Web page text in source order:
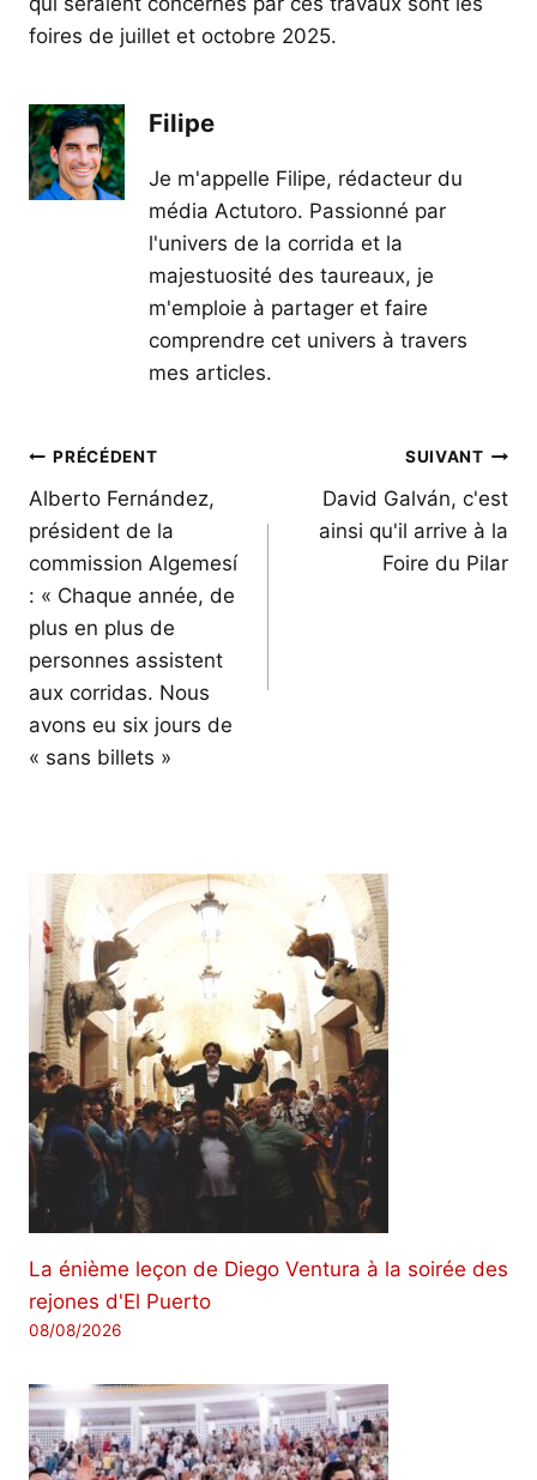
foires de juillet et octobre 2025.
Filipe
Je m'appelle Filipe, rédacteur du
média Actutoro. Passionné par
l'univers de la corrida et la
majestuosité des taureaux, je
m'emploie à partager et faire
comprendre cet univers à travers
mes articles.
Navigation
de
l’article
PRÉCÉDENT
Alberto Fernández,
président de la
commission Algemesí
: « Chaque année, de
plus en plus de
personnes assistent
aux corridas. Nous
avons eu six jours de
« sans billets »
SUIVANT
David Galván, c'est
ainsi qu'il arrive à la
Foire du Pilar
La énième leçon de Diego Ventura à la soirée des
rejones d'El Puerto
08/08/2026